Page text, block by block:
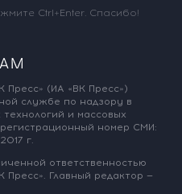
Ctrl+Enter. Спасибо!
Пресс» (ИА «ВК Пресс»)
службе по надзору в
технологий и массовых
регистрационный номер СМИ:
г.
ответственностью
Пресс». Главный редактор —